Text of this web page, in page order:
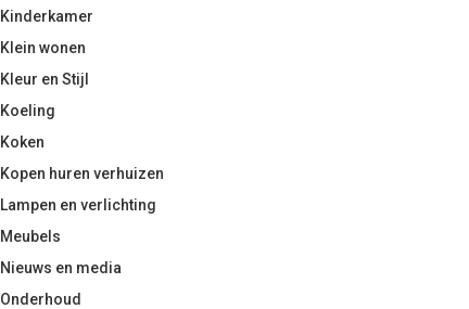
Kinderkamer
Klein wonen
Kleur en Stijl
Koeling
Koken
Kopen huren verhuizen
Lampen en verlichting
Meubels
Nieuws en media
Onderhoud